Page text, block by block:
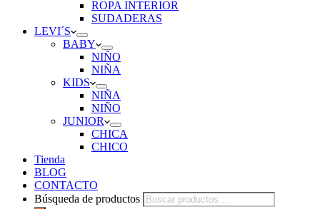
ROPA INTERIOR
SUDADERAS
LEVI´S
BABY
NIÑO
NIÑA
KIDS
NIÑA
NIÑO
JUNIOR
CHICA
CHICO
Tienda
BLOG
CONTACTO
Búsqueda de productos